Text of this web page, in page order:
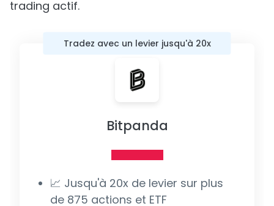
trading actif.
Tradez avec un levier jusqu'à 20x
Bitpanda
📈 Jusqu'à 20x de levier sur plus
de 875 actions et ETF